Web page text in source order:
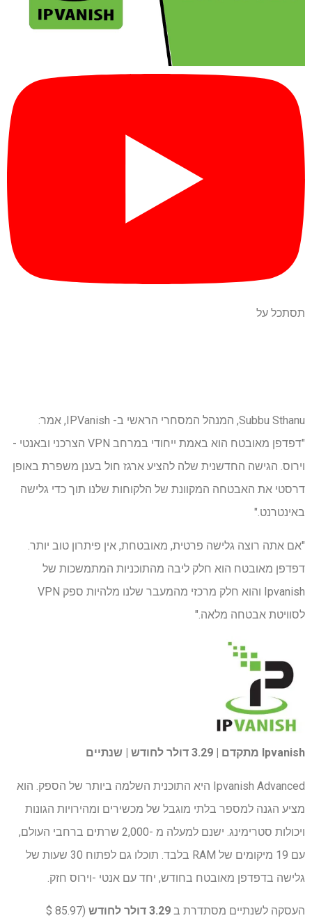
תסתכל על
Subbu Sthanu, המנהל המסחרי הראשי ב- IPVanish, אמר:
"דפדפן מאובטח הוא באמת ייחודי במרחב VPN הצרכני ובאנטי -
וירוס. הגישה החדשנית שלה להציע ארגז חול בענן משפרת באופן
דרסטי את האבטחה המקוונת של הלקוחות שלנו תוך כדי גלישה
באינטרנט."
"אם אתה רוצה גלישה פרטית, מאובטחת, אין פיתרון טוב יותר.
דפדפן מאובטח הוא חלק ליבה מהתוכניות המתמשכות של
Ipvanish והוא חלק מרכזי מהמעבר שלנו מלהיות ספק VPN
לסוויטת אבטחה מלאה."
Ipvanish מתקדם | 3.29 דולר לחודש | שנתיים
Ipvanish Advanced היא התוכנית השלמה ביותר של הספק. הוא
מציע הגנה למספר בלתי מוגבל של מכשירים ומהירויות הגונות
ויכולות סטרימינג. ישנם למעלה מ -2,000 שרתים ברחבי העולם,
עם 19 מיקומים של RAM בלבד. תוכלו גם לפתוח 30 שעות של
גלישה בדפדפן מאובטח בחודש, יחד עם אנטי -וירוס חזק.
העסקה לשנתיים מסתדרת ב 3.29 דולר לחודש
(85.97 $